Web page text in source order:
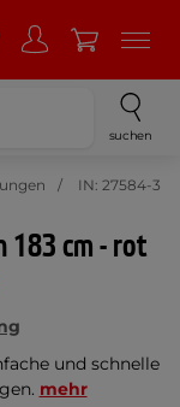
suchen
IN: 27584-3
183 cm - rot
und schnelle
mehr